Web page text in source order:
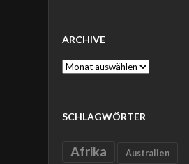
ARCHIVE
Archive
SCHLAGWÖRTER
Afrika Australien